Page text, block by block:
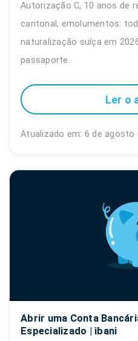
Autorização C, 10 anos de
cantonal, emolumentos:
naturalização suíça em
passaporte.
Ler o
Atualizado em: 6 de agosto
Abrir uma Conta
Especializado | ibani